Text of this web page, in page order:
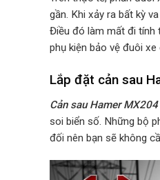
gần. Khi xảy ra bất kỳ
Điều đó làm mất đi tính
phụ kiện bảo vệ đuôi
Lắp đặt cản sau
Cản sau Hamer
soi biển số. Những bộ
đối nên bạn sẽ không